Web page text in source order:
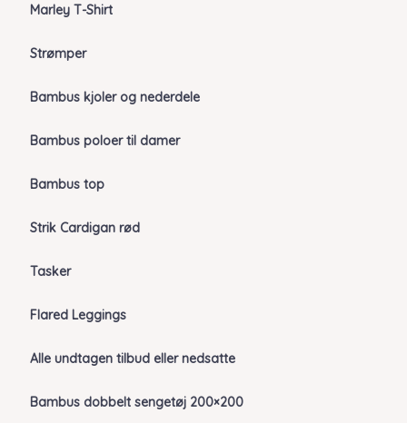
Marley T-Shirt
Strømper
Bambus kjoler og nederdele
Bambus poloer til damer
Bambus top
Strik Cardigan rød
Tasker
Flared Leggings
Alle undtagen tilbud eller nedsatte
Bambus dobbelt sengetøj 200×200